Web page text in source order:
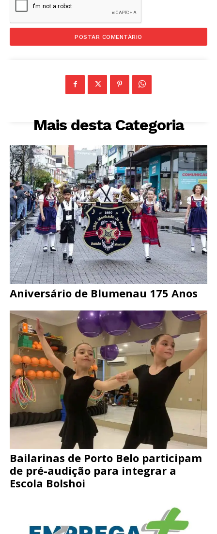
Mais desta Categoria
Aniversário de Blumenau 175 Anos
Bailarinas de Porto Belo participam
de pré-audição para integrar a
Escola Bolshoi